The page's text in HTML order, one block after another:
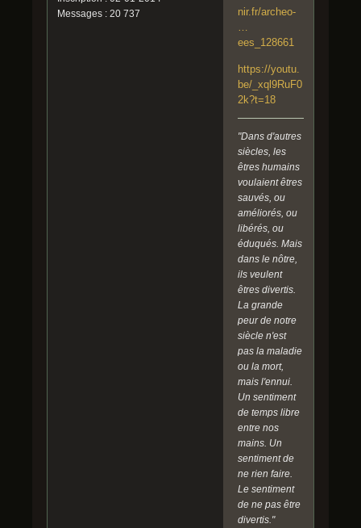
Messages : 20 737
nir.fr/archeo-
ees_128661
https://youtu.
be/_xql9RuF0
2k?t=18
"Dans d'autres
siècles, les
êtres humains
voulaient êtres
sauvés, ou
améliorés, ou
libérés, ou
éduqués. Mais
dans le nôtre,
ils veulent
êtres divertis.
La grande
peur de notre
siècle n'est
pas la maladie
ou la mort,
mais l'ennui.
Un sentiment
de temps libre
entre nos
mains. Un
sentiment de
ne rien faire.
Le sentiment
de ne pas être
divertis."